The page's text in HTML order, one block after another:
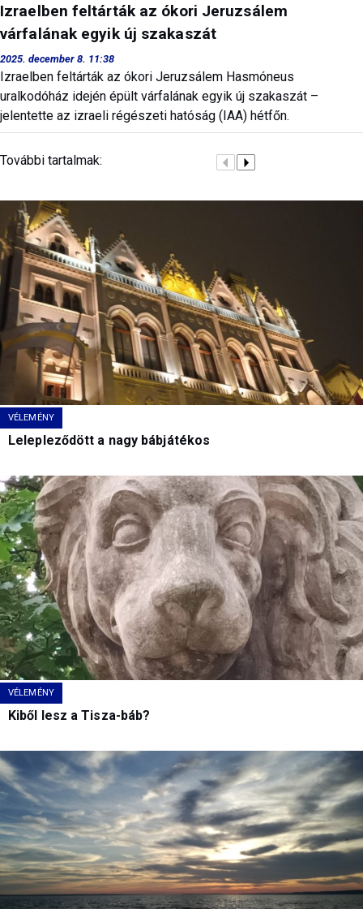
Izraelben feltárták az ókori Jeruzsálem
várfalának egyik új szakaszát
2025. december 8. 11:38
Izraelben feltárták az ókori Jeruzsálem Hasmóneus
uralkodóház idején épült várfalának egyik új szakaszát –
jelentette az izraeli régészeti hatóság (IAA) hétfőn.
További tartalmak:
VÉLEMÉNY
Lelepleződött a nagy bábjátékos
VÉLEMÉNY
Kiből lesz a Tisza-báb?